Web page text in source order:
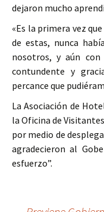
dejaron mucho
«Es la primera vez
de estas, nunca
nosotros, y aún
contundente y
percance que
La Asociación de
la Oficina de
por medio de
agradecieron al
esfuerzo”.